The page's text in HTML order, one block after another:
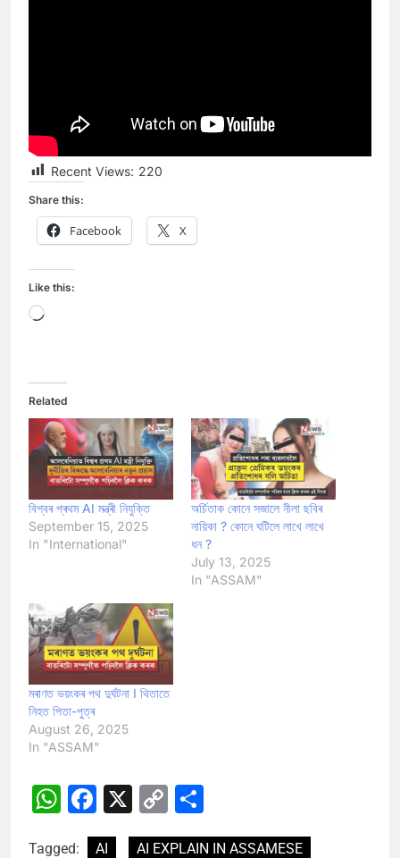
Recent Views: 220
Share this:
Facebook X
Like this:
Loading…
Related
বিশ্বৰ প্ৰথম AI মন্ত্ৰী নিযুক্তি
September 15, 2025
In "International"
অৰ্চিতাক কোনে সজালে নীলা ছবিৰ
নায়িকা ? কোনে ঘটিলে লাখে লাখে
ধন ?
July 13, 2025
In "ASSAM"
মৰাণত ভয়ংকৰ পথ দুৰ্ঘটনা I থিতাতে
নিহত পিতা-পুত্ৰ
August 26, 2025
In "ASSAM"
WhatsApp
Facebook
X
Copy
Link
Tagged: AI
AI EXPLAIN IN ASSAMESE